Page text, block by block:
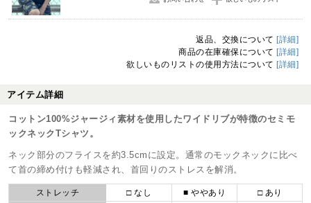
返品、交換について [詳細]
商品の在庫確保について [詳細]
欲しいものリストの使用方法について [詳細]
アイテム詳細
コットン100%ジャージィ素材を使用したワイドリブが特徴のセミモ
ックネックTシャツ。
ネック部分のフライスを約3.5cmに設定。通常のモックネックに比べ
て首の締め付けも軽減され、首回りのストレスを解消。
ストレッチ □ なし ■ ややあり
□ あり